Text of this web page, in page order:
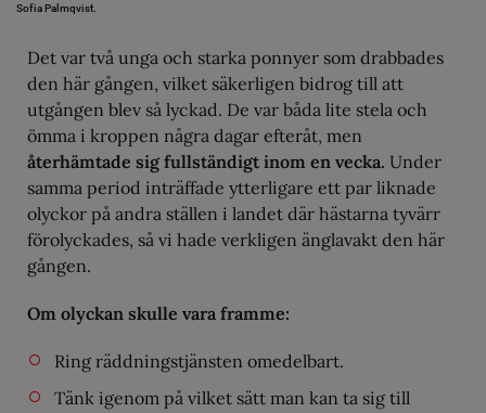
Sofia Palmqvist.
Det var två unga och starka ponnyer som drabbades
den här gången, vilket säkerligen bidrog till att
utgången blev så lyckad. De var båda lite stela och
ömma i kroppen några dagar efteråt, men
återhämtade sig fullständigt inom en vecka. Under
samma period inträffade ytterligare ett par liknade
olyckor på andra ställen i landet där hästarna tyvärr
förolyckades, så vi hade verkligen änglavakt den här
gången.
Om olyckan skulle vara framme:
Ring räddningstjänsten omedelbart.
Tänk igenom på vilket sätt man kan ta sig till